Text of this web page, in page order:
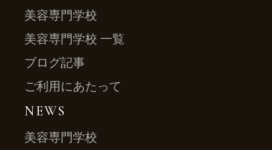
美容専門学校
美容専門学校 一覧
ブログ記事
ご利用にあたって
NEWS
美容専門学校